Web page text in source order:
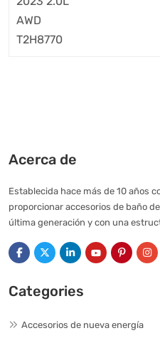
Acerca de
Establecida hace más de 10 años
proporcionar accesorios de baño
última generación y con una
Categories
Accesorios de nueva energía